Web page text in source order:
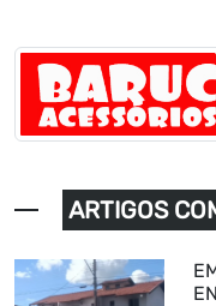
ARTIGOS